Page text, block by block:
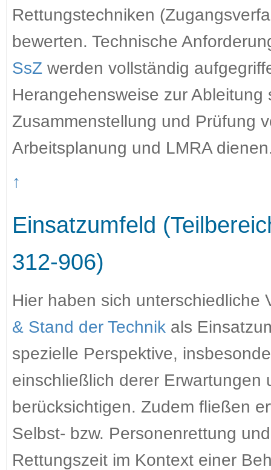
Rettungstechniken
bewerten. Technische
SsZ werden vollständig
Herangehensweise zur
Zusammenstellung und Prüfung
Arbeitsplanung und LMRA
↑
Einsatzumfeld
312-906)
Hier haben sich unterschiedliche
& Stand der Technik als
spezielle Perspektive,
einschließlich derer Erwartungen
berücksichtigen. Zudem fließen
Selbst- bzw. Personenrettung
Rettungszeit im Kontext einer